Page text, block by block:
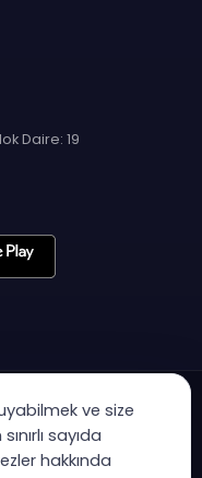
Daire: 19
ve size
sayıda
hakkında